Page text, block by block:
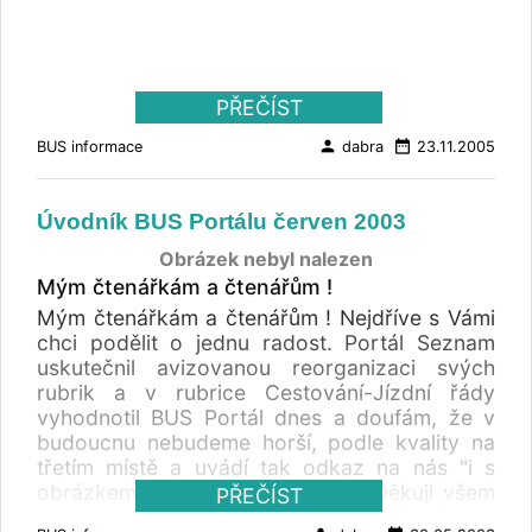
PŘEČÍST
BUS informace person dabra date_range 23.11.2005
Úvodník BUS Portálu červen 2003
Obrázek nebyl nalezen
Mým čtenářkám a čtenářům !
Mým čtenářkám a čtenářům ! Nejdříve s Vámi
chci podělit o jednu radost. Portál Seznam
uskutečnil avizovanou reorganizaci svých
rubrik a v rubrice Cestování-Jízdní řády
vyhodnotil BUS Portál dnes a doufám, že v
budoucnu nebudeme horší, podle kvality na
třetím místě a uvádí tak odkaz na nás "i s
obrázkem" na atraktivním místě. Děkuji všem
svým spolupracovníkům a přispěvatelům a
PŘEČÍST